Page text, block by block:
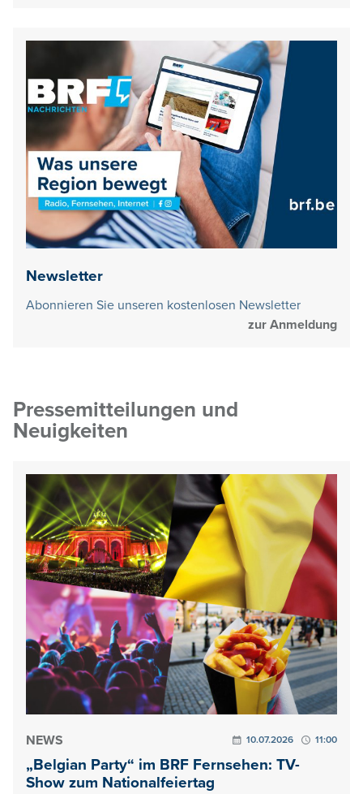
Newsletter
Abonnieren Sie unseren kostenlosen Newsletter
zur Anmeldung
Pressemitteilungen und
Neuigkeiten
NEWS 10.07.2026 11:00
„Belgian Party“ im BRF Fernsehen: TV-
Show zum Nationalfeiertag